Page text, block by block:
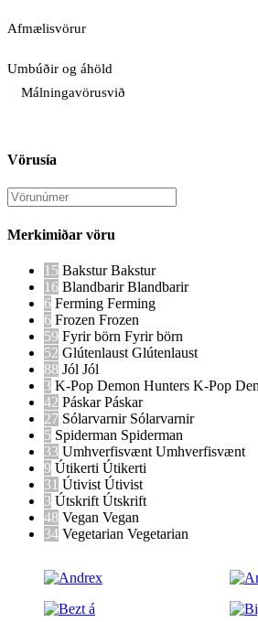
Afmælisvörur
Umbúðir og áhöld
Málningavörusvið
Vörusía
Merkimiðar vöru
15 BaksturBakstur
16 BlandbarirBlandbarir
6 Ferming Ferming
6 Frozen Frozen
59 Fyrir börn Fyrir börn
52 Glútenlaust Glútenlaust
88 Jól Jól
3 K-Pop Demon Hunters K-Pop
42 PáskarPáskar
27 Sólarvarnir Sólarvarnir
5 Spiderman Spiderman
33 Umhverfisvænt Umhverfisvænt
9 Útikerti Útikerti
31 Útivist Útivist
3 Útskrift Útskrift
48 Vegan Vegan
34 Vegetarian Vegetarian